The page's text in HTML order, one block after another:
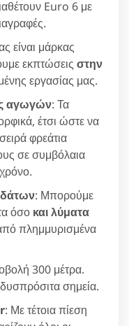
Euro 6 με
είναι μάρκας
εκπτώσεις στην
εργασίας μας.
αγωγών: Τα
έτσι ώστε να
φρεάτια
σε συμβόλαια
: Μπορούμε
όσο και λύματα
πλημμυρισμένα
300 μέτρα.
σημεία.
: Με τέτοια πίεση